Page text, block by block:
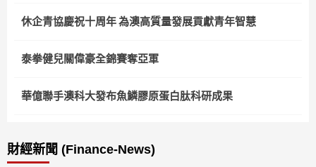
休企青協慶祝十周年 為澳高質量發展貢獻青年智慧
泰拳健兒關偉豪全錦賽奪亞軍
華億聯手澳科大發布魚鱗膠原蛋白肽科研成果
財經新聞 (Finance-News)